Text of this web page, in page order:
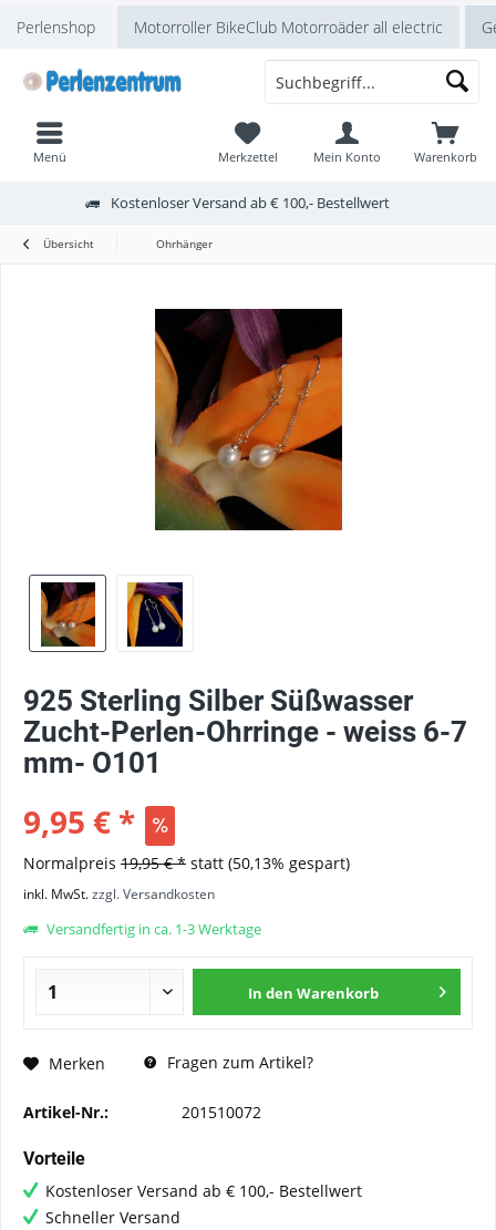
Perlenshop Motorroller BikeClub Motorroäder all electric
Kostenloser Versand ab € 100,- Bestellwert
Warenkorb
Merkzettel Mein Konto
Menü
Übersicht Ohrhänger
925 Sterling Silber Süßwasser
Zucht-Perlen-Ohrringe - weiss 6-7
mm- O101
9,95 € *
Normalpreis 19,95 € * statt (50,13% gespart)
inkl. MwSt.zzgl. Versandkosten
Versandfertig in ca. 1-3 Werktage
In den Warenkorb
Merken Fragen zum Artikel?
Artikel-Nr.: 201510072
Vorteile
Kostenloser Versand ab € 100,- Bestellwert
Schneller Versand